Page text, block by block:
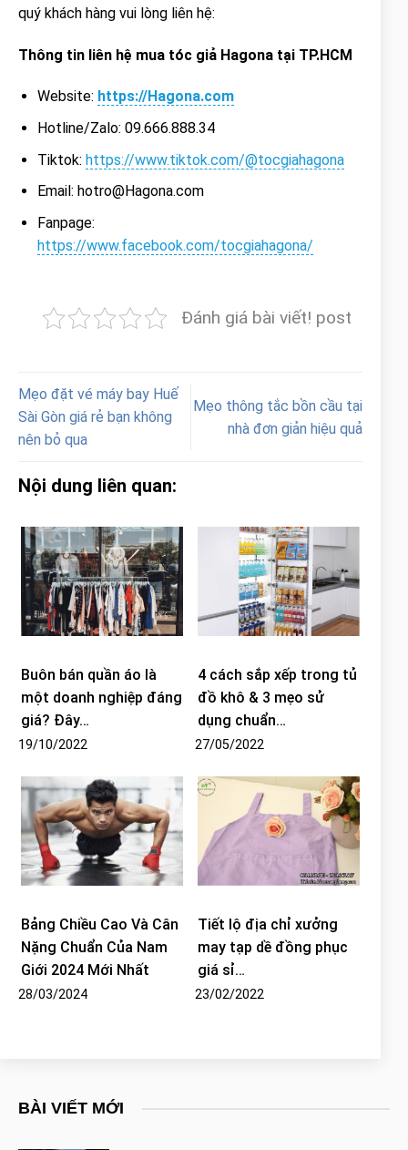
quý khách hàng vui lòng liên hệ:
Thông tin liên hệ mua tóc giả Hagona tại TP.HCM
Website: https://Hagona.com
Hotline/Zalo: 09.666.888.34
Tiktok: https://www.tiktok.com/@tocgiahagona
Email: hotro@Hagona.com
Fanpage:
https://www.facebook.com/tocgiahagona/
Đánh giá bài viết! post
Mẹo đặt vé máy bay Huế
Sài Gòn giá rẻ bạn không
nên bỏ qua
Mẹo thông tắc bồn cầu tại
nhà đơn giản hiệu quả
Nội dung liên quan:
Buôn bán quần áo là
một doanh nghiệp đáng
giá? Đây…
19/10/2022
4 cách sắp xếp trong tủ
đồ khô & 3 mẹo sử
dụng chuẩn…
27/05/2022
Bảng Chiều Cao Và Cân
Nặng Chuẩn Của Nam
Giới 2024 Mới Nhất
28/03/2024
Tiết lộ địa chỉ xưởng
may tạp dề đồng phục
giá sỉ…
23/02/2022
BÀI VIẾT MỚI